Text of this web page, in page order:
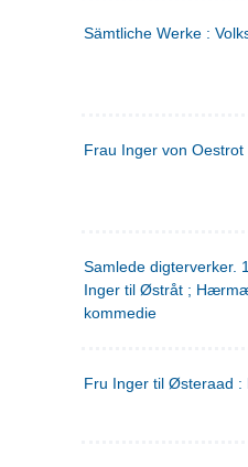
Sämtliche Werke :
Frau Inger von Oestrot
Samlede digterverker.
Inger til Østråt ;
kommedie
Fru Inger til Østeraad :